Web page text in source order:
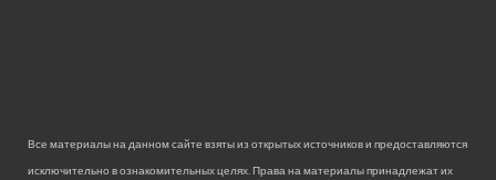
Все материалы на данном сайте взяты из открытых источников и предоставляются
исключительно в ознакомительных целях. Права на материалы принадлежат их